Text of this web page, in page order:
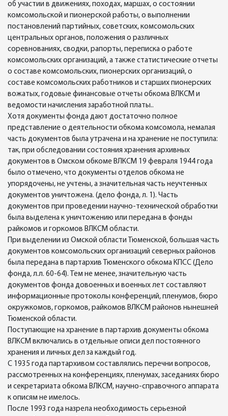
об участии в движениях, походах, маршах, о состоянии
комсомольской и пионерской работы, о выполнении
постановлений партийных, советских, комсомольских
центральных органов, положения о различных
соревнованиях, сводки, рапорты, переписка о работе
комсомольских организаций, а также статистические отчеты
о составе комсомольских, пионерских организаций, о
составе комсомольских работников и старших пионерских
вожатых, годовые финансовые отчеты обкома ВЛКСМ и
ведомости начисления заработной платы..
Хотя документы фонда дают достаточно полное
представление о деятельности обкома комсомола, немалая
часть документов была утрачена и на хранение не поступила:
так, при обследовании состояния хранения архивных
документов в Омском обкоме ВЛКСМ 19 февраля 1944 года
было отмечено, что документы отделов обкома не
упорядочены, не учтены, а значительная часть неучтенных
документов уничтожена. (дело фонда, л. 1). Часть
документов при проведении научно-технической обработки
была выделена к уничтожению или передана в фонды
райкомов и горкомов ВЛКСМ области.
При выделении из Омской области Тюменской, большая часть
документов комсомольских организаций северных районов
была передана в партархив Тюменского обкома КПСС (Дело
фонда, л.л. 60-64). Тем не менее, значительную часть
документов фонда довоенных и военных лет составляют
информационные протоколы конференций, пленумов, бюро
окружкомов, горкомов, райкомов ВЛКСМ районов нынешней
Тюменской области.
Поступающие на хранение в партархив документы обкома
ВЛКСМ включались в отдельные описи дел постоянного
хранения и личных дел за каждый год.
С 1935 года партархивом составлялись перечни вопросов,
рассмотренных на конференциях, пленумах, заседаниях бюро
и секретариата обкома ВЛКСМ, научно-справочного аппарата
к описям не имелось.
После 1993 года назрела необходимость серьезной